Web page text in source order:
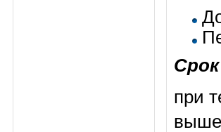
при